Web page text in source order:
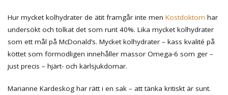
Hur mycket kolhydrater de ätit framgår inte men Kostdoktorn har
undersökt och tolkat det som runt 40%. Lika mycket kolhydrater
som ett mål på McDonald’s. Mycket kolhydrater – kass kvalité på
köttet som förmodligen innehåller massor Omega-6 som ger –
just precis – hjärt- och kärlsjukdomar.
Marianne Kardeskog har rätt i en sak – att tänka kritiskt är sunt.